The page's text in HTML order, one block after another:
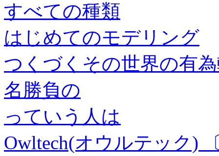
すべての種類
はじめてのモデリング
つくづくその世界の有
名勝負の
っていう人は
Owltech(オウルテック)